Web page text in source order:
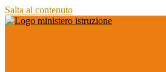
Salta al contenuto